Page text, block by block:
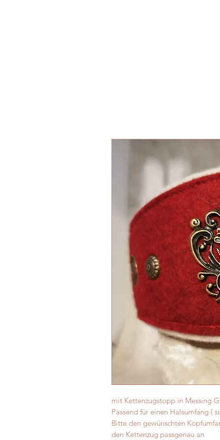
mit Kettenzugstopp in Messing
Passend für einen Halsumfang (
Bitte den gewünschten
den Kettenzug passgenau an